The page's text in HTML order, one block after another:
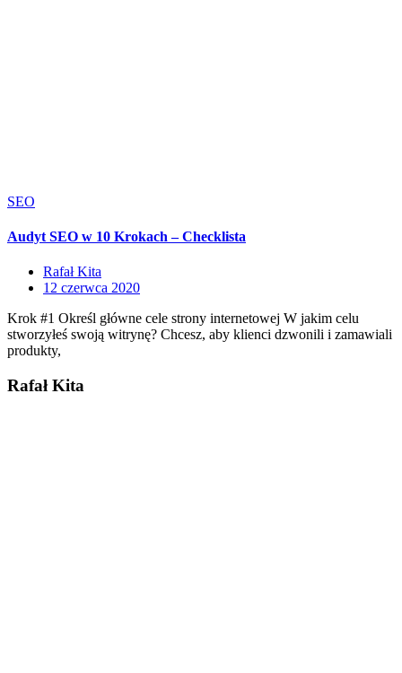
SEO
Audyt SEO w 10 Krokach – Checklista
Rafał Kita
12 czerwca 2020
Krok #1 Określ główne cele strony internetowej W jakim celu
stworzyłeś swoją witrynę? Chcesz, aby klienci dzwonili i zamawiali
produkty,
Rafał Kita